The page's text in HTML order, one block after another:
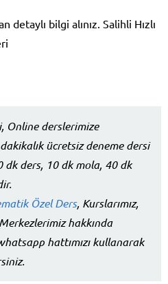
detaylı bilgi alınız. Salihli Hızlı
Online derslerimize
ücretsiz deneme dersi
dk ders, 10 dk mola, 40 dk
Özel Ders, Kurslarımız,
hakkında
hattımızı kullanarak